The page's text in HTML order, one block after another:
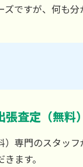
ズですが、何も
張査定（無料）
）専門のスタッ
ます。